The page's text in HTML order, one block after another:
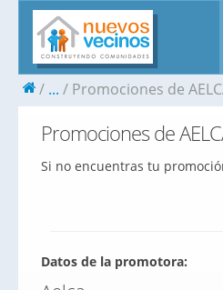
... Promociones de
Promociones de
Si no encuentras tu
Datos de la promotora: